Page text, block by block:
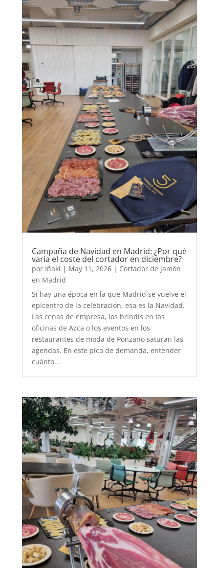
Campaña de Navidad en Madrid: ¿Por qué
varía el coste del cortador en diciembre?
por Iñaki | May 11, 2026| Cortador de jamón
en Madrid
Si hay una época en la que Madrid se vuelve el
epicentro de la celebración, esa es la Navidad.
Las cenas de empresa, los brindis en las
oficinas de Azca o los eventos en los
restaurantes de moda de Ponzano saturan las
agendas. En este pico de demanda, entender
cuánto...